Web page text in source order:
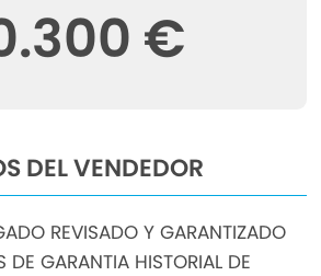
€
DEL VENDEDOR
REVISADO Y GARANTIZADO
GARANTIA HISTORIAL DE